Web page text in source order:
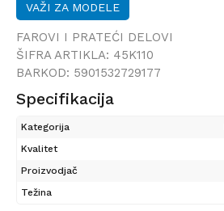
VAŽI ZA MODELE
FAROVI I PRATEĆI DELOVI
ŠIFRA ARTIKLA: 45K110
BARKOD: 5901532729177
Specifikacija
Kategorija
Kvalitet
Proizvodjač
Težina